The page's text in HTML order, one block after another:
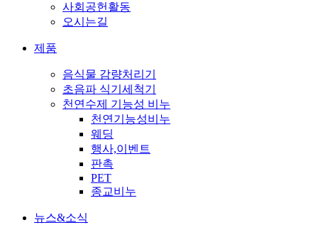
사회공헌활동
오시는길
제품
음식물 감량처리기
초음파 식기세척기
천연수제 기능성 비누
천연기능성비누
웨딩
행사,이벤트
판촉
PET
종교비누
뉴스&소식